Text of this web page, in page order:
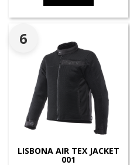
6
LISBONA AIR TEX JACKET
001